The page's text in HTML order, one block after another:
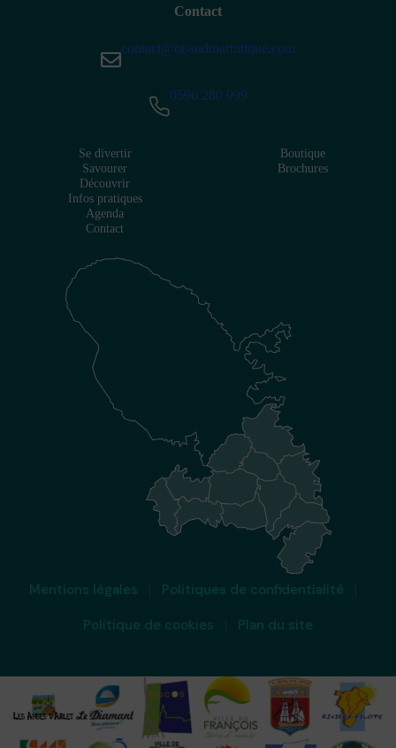
Contact
contact@ot-sudmartinique.com
0596 280 999
Se divertir
Savourer
Découvrir
Infos pratiques
Agenda
Contact
Boutique
Brochures
Mentions légales
Politiques de confidentialité
Politique de cookies
Plan du site